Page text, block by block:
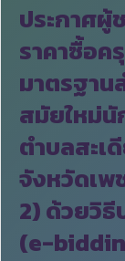
ประกาศผู้
ราคาซื้อ
มาตรฐา
สมัยใหม่
ตำบลสะเ
จังหวัดเพ
2) ด้วยวิธี
(e-